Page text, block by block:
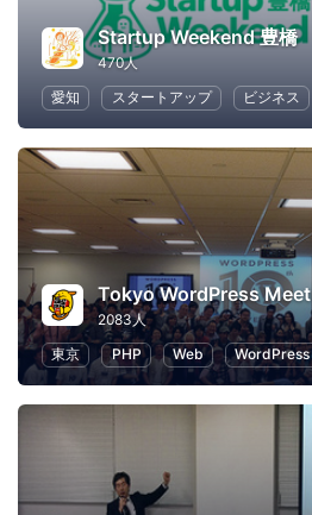
Startup Weekend 豊橋
470人
愛知
スタートアップ ビジネス
2083人
東京
PHP Web WordPress